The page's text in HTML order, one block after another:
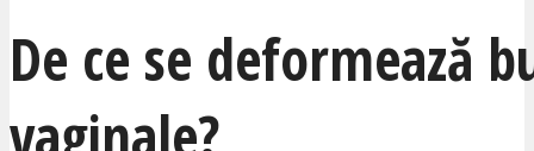
De ce se deformează